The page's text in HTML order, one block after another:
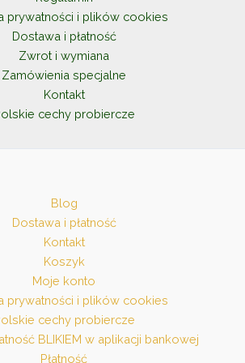
stronie
produktu
prywatności i plików cookies
Dostawa i płatność
Zwrot i wymiana
Zamówienia specjalne
Kontakt
cechy probiercze
Blog
Dostawa i płatność
Kontakt
Koszyk
Moje konto
prywatności i plików cookies
cechy probiercze
BLIKIEM w aplikacji bankowej
Płatność